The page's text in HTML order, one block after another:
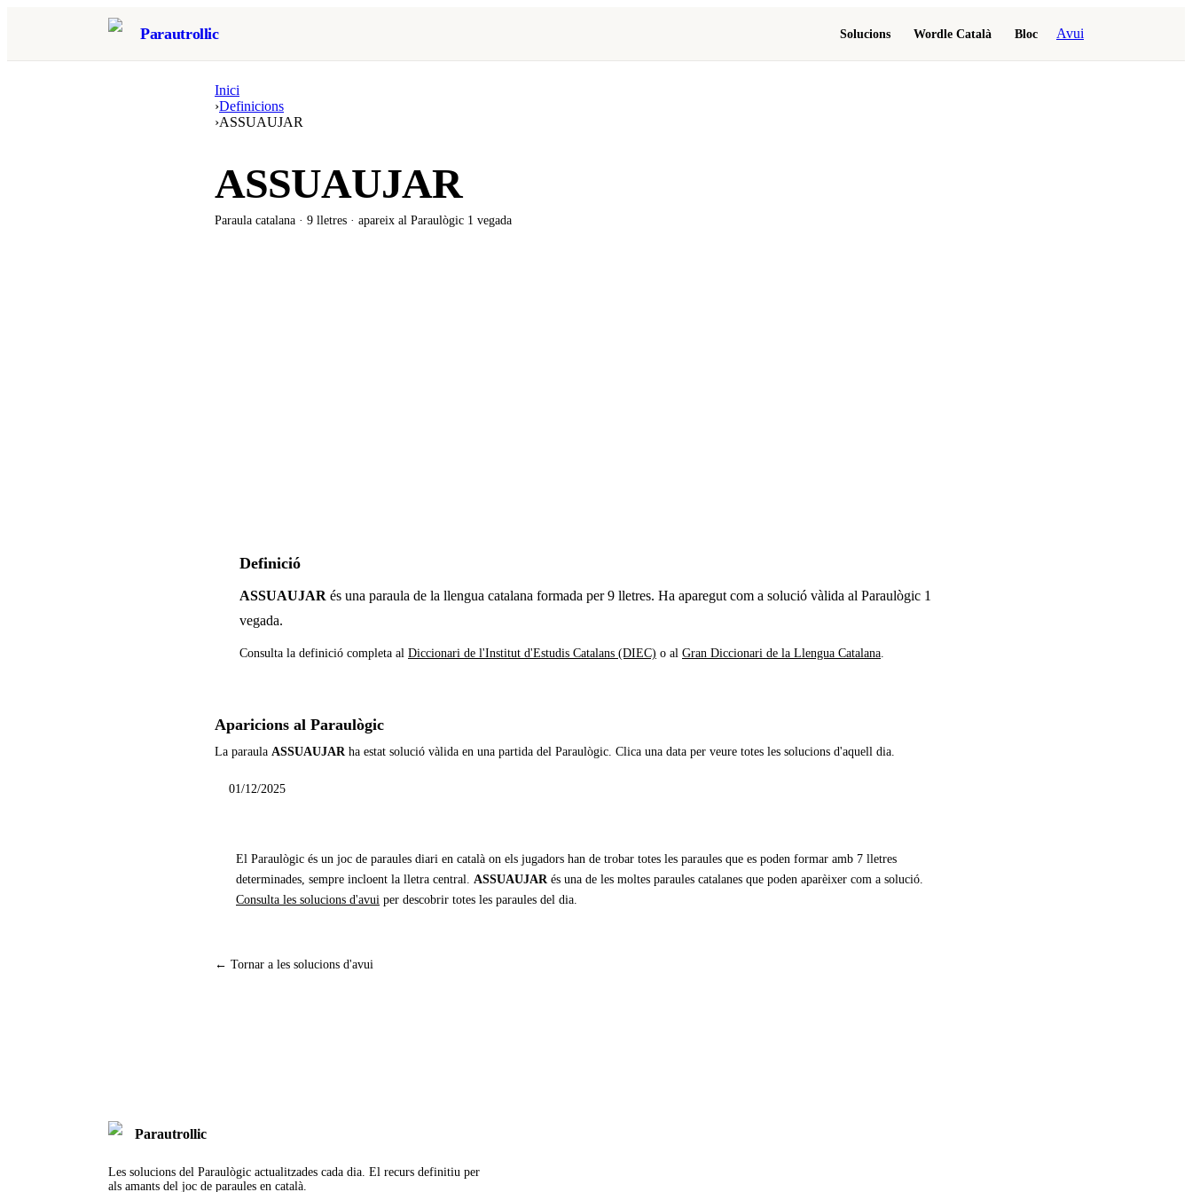
Parautrollic Solucions Wordle Català Bloc Avui
Inici
›Definicions
›ASSUAUJAR
ASSUAUJAR
Paraula catalana · 9 lletres · apareix al Paraulògic 1 vegada
Definició
ASSUAUJAR és una paraula de la llengua catalana formada per 9 lletres. Ha aparegut com a solució vàlida al Paraulògic 1
vegada.
Consulta la definició completa al Diccionari de l'Institut d'Estudis Catalans (DIEC) o al Gran Diccionari de la Llengua Catalana
Aparicions al Paraulògic
La paraula ASSUAUJAR ha estat solució vàlida en una partida del Paraulògic. Clica una data per veure totes les solucions d'aquell dia.
01/12/2025
El Paraulògic és un joc de paraules diari en català on els jugadors han de trobar totes les paraules que es poden formar amb 7 lletres
determinades, sempre incloent la lletra central. ASSUAUJAR és una de les moltes paraules catalanes que poden aparèixer com a solució.
Consulta les solucions d'avui per descobrir totes les paraules del dia.
← Tornar a les solucions d'avui
Parautrollic
Les solucions del Paraulògic actualitzades cada dia. El recurs definitiu per
als amants del joc de paraules en català.